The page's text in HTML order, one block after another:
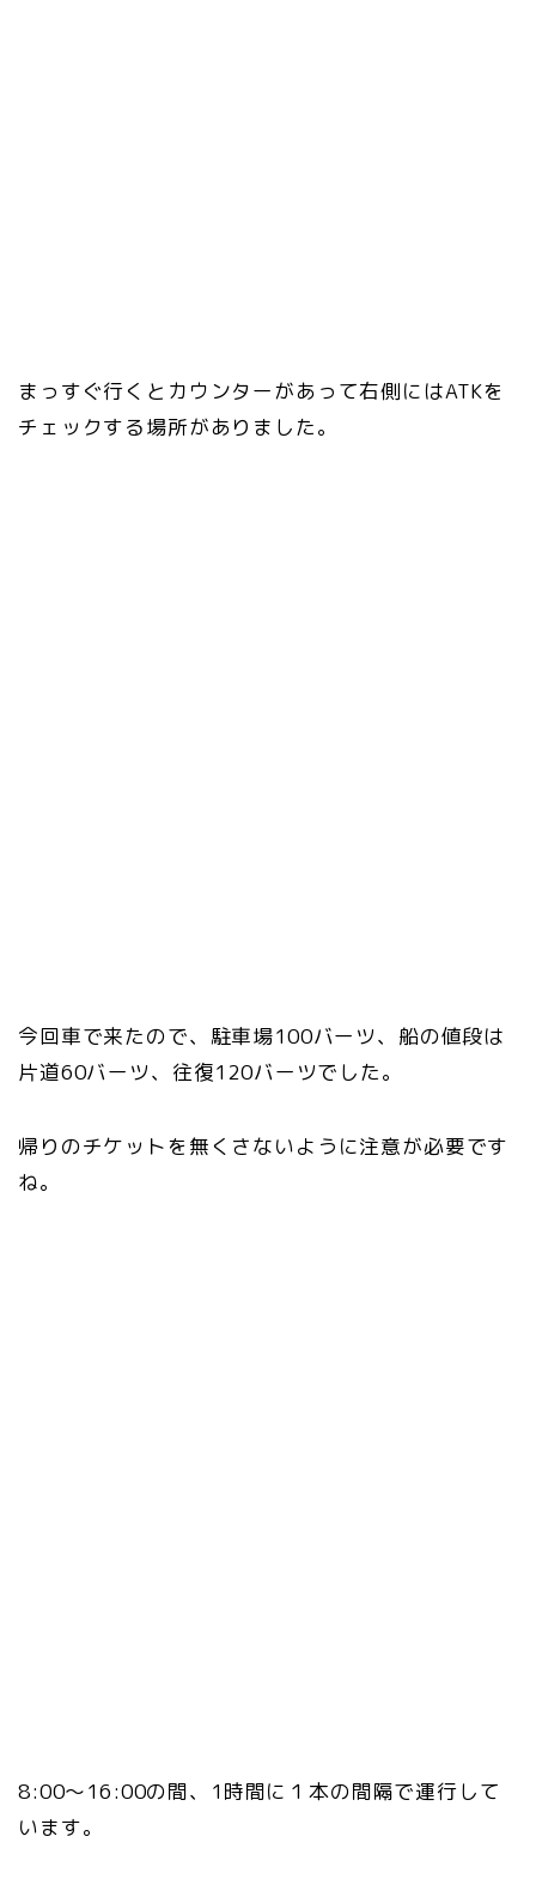
まっすぐ行くとカウンターがあって右側にはATKを
チェックする場所がありました。
今回車で来たので、駐車場100バーツ、船の値段は
片道60バーツ、往復120バーツでした。
帰りのチケットを無くさないように注意が必要です
ね。
8:00〜16:00の間、1時間に１本の間隔で運行して
います。